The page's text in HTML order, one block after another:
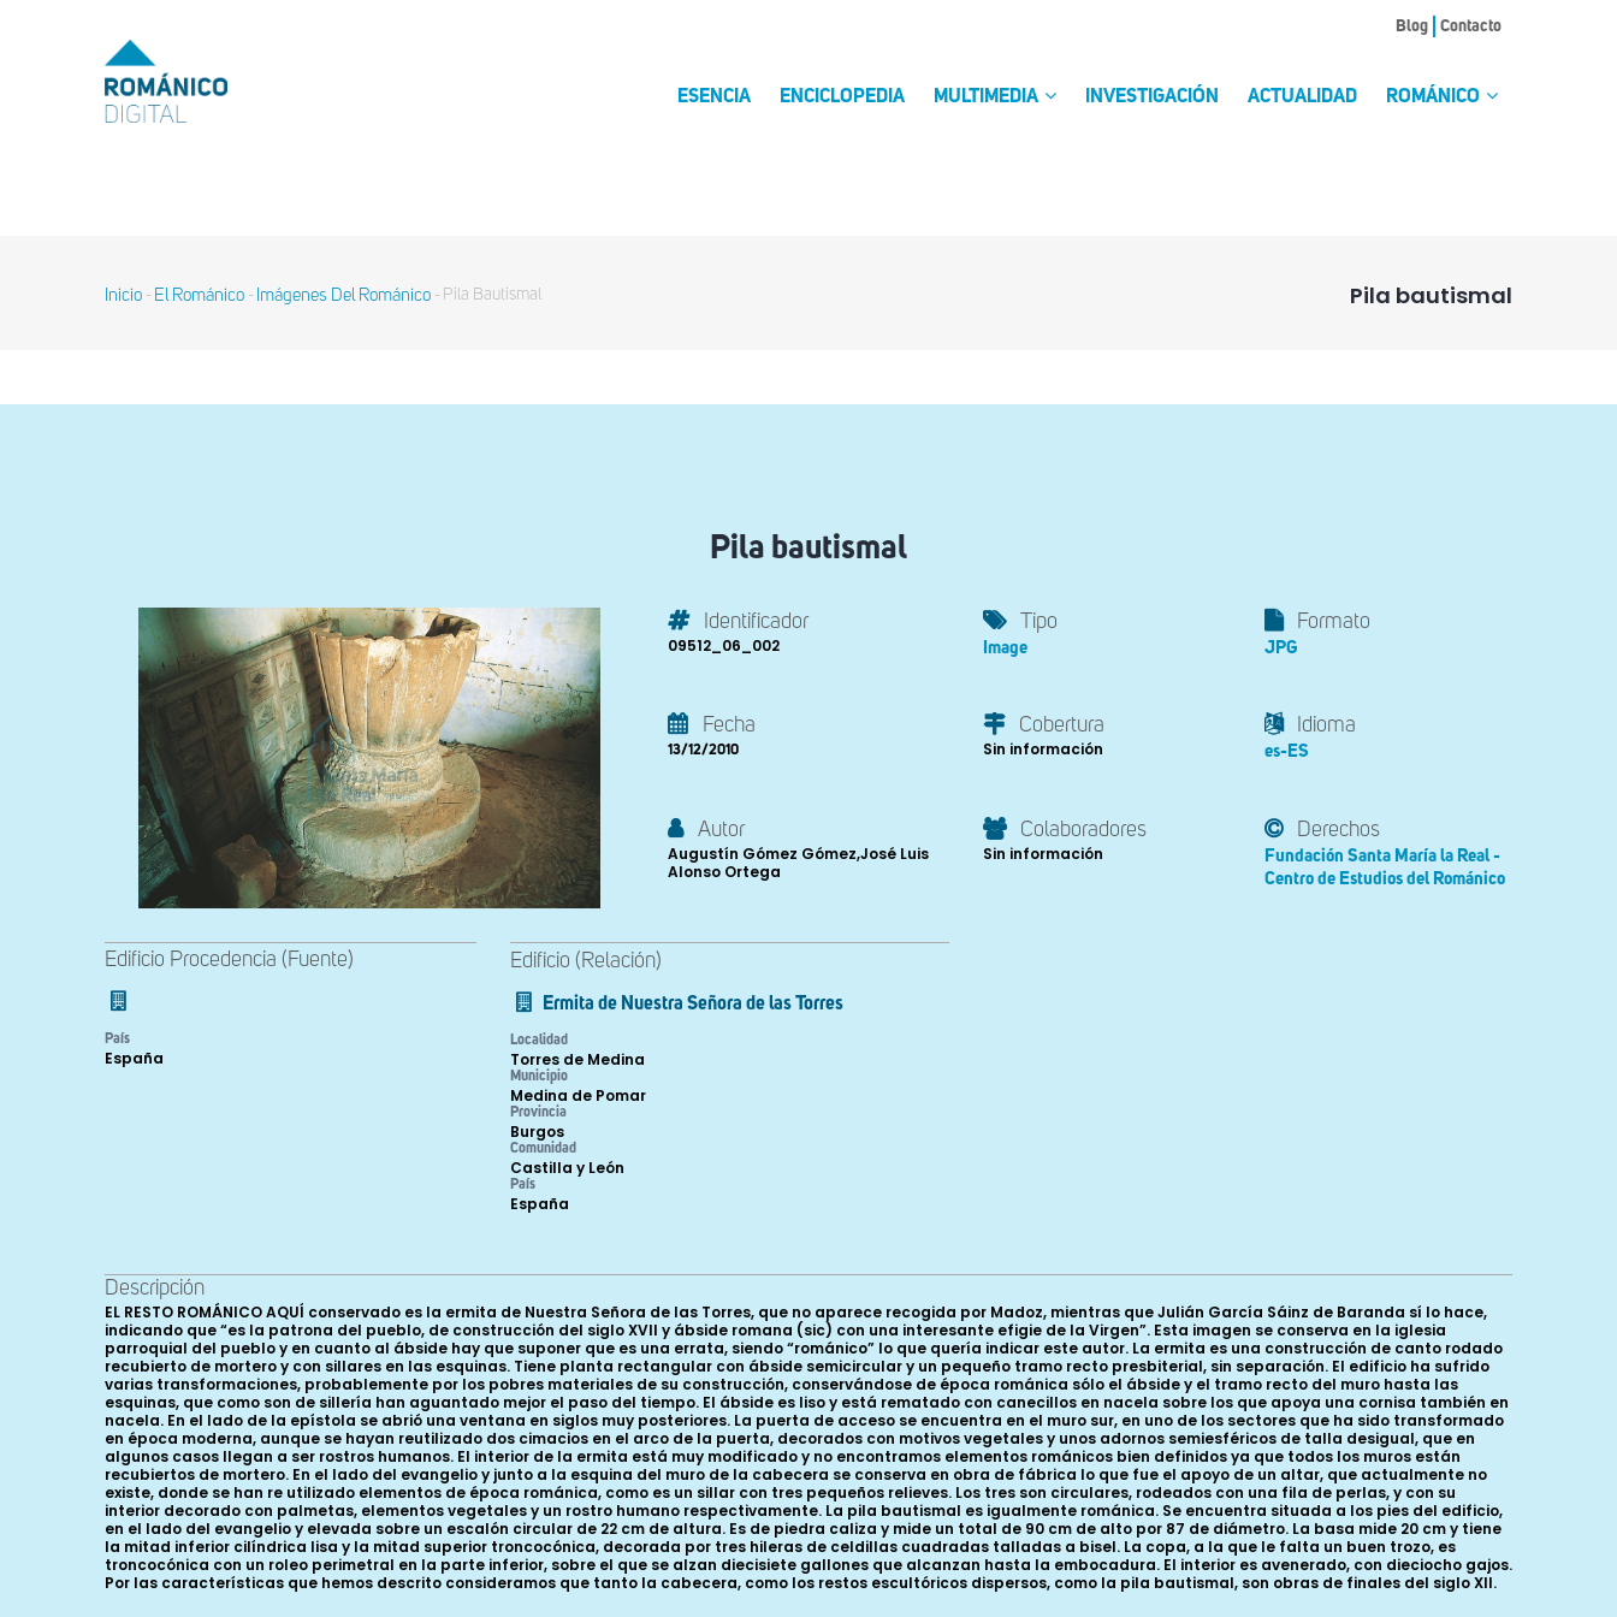
MENU
TOP
Blog Contacto
ESENCIA ENCICLOPEDIA MULTIMEDIA INVESTIGACIÓN ACTUALIDAD ROMÁNICO
Pila bautismal
Sobrescribir
Inicio - El Románico - Imágenes Del Románico - Pila Bautismal
Pila bautismal
Identificador
09512_06_002
Tipo
Image
Formato
JPG
Fecha
13/12/2010
Cobertura
Sin información
Idioma
es-ES
Autor
Augustín Gómez Gómez,José Luis
Alonso Ortega
Colaboradores
Sin información
Derechos
Fundación Santa María la Real -
Centro de Estudios del Románico
Edificio Procedencia (Fuente)
País
España
Edificio (Relación)
Ermita de Nuestra Señora de las Torres
Localidad
Torres de Medina
Municipio
Medina de Pomar
Provincia
Burgos
Comunidad
Castilla y León
País
España
Descripción
EL RESTO ROMÁNICO AQUÍ conservado es la ermita de Nuestra Señora de las Torres, que no aparece recogida por Madoz, mientras que Julián García Sáinz de Baranda sí lo hace,
indicando que “es la patrona del pueblo, de construcción del siglo XVII y ábside romana (sic) con una interesante efigie de la Virgen”. Esta imagen se conserva en la iglesia
parroquial del pueblo y en cuanto al ábside hay que suponer que es una errata, siendo “románico” lo que quería indicar este autor. La ermita es una construcción de canto rodado
recubierto de mortero y con sillares en las esquinas. Tiene planta rectangular con ábside semicircular y un pequeño tramo recto presbiterial, sin separación. El edificio ha sufrido
varias transformaciones, probablemente por los pobres materiales de su construcción, conservándose de época románica sólo el ábside y el tramo recto del muro hasta las
esquinas, que como son de sillería han aguantado mejor el paso del tiempo. El ábside es liso y está rematado con canecillos en nacela sobre los que apoya una cornisa también en
nacela. En el lado de la epístola se abrió una ventana en siglos muy posteriores. La puerta de acceso se encuentra en el muro sur, en uno de los sectores que ha sido transformado
en época moderna, aunque se hayan reutilizado dos cimacios en el arco de la puerta, decorados con motivos vegetales y unos adornos semiesféricos de talla desigual, que en
algunos casos llegan a ser rostros humanos. El interior de la ermita está muy modificado y no encontramos elementos románicos bien definidos ya que todos los muros están
recubiertos de mortero. En el lado del evangelio y junto a la esquina del muro de la cabecera se conserva en obra de fábrica lo que fue el apoyo de un altar, que actualmente no
existe, donde se han re utilizado elementos de época románica, como es un sillar con tres pequeños relieves. Los tres son circulares, rodeados con una fila de perlas, y con su
interior decorado con palmetas, elementos vegetales y un rostro humano respectivamente. La pila bautismal es igualmente románica. Se encuentra situada a los pies del edificio,
en el lado del evangelio y elevada sobre un escalón circular de 22 cm de altura. Es de piedra caliza y mide un total de 90 cm de alto por 87 de diámetro. La basa mide 20 cm y tiene
la mitad inferior cilíndrica lisa y la mitad superior troncocónica, decorada por tres hileras de celdillas cuadradas talladas a bisel. La copa, a la que le falta un buen trozo, es
troncocónica con un roleo perimetral en la parte inferior, sobre el que se alzan diecisiete gallones que alcanzan hasta la embocadura. El interior es avenerado, con dieciocho gajos.
Por las características que hemos descrito consideramos que tanto la cabecera, como los restos escultóricos dispersos, como la pila bautismal, son obras de finales del siglo XII.